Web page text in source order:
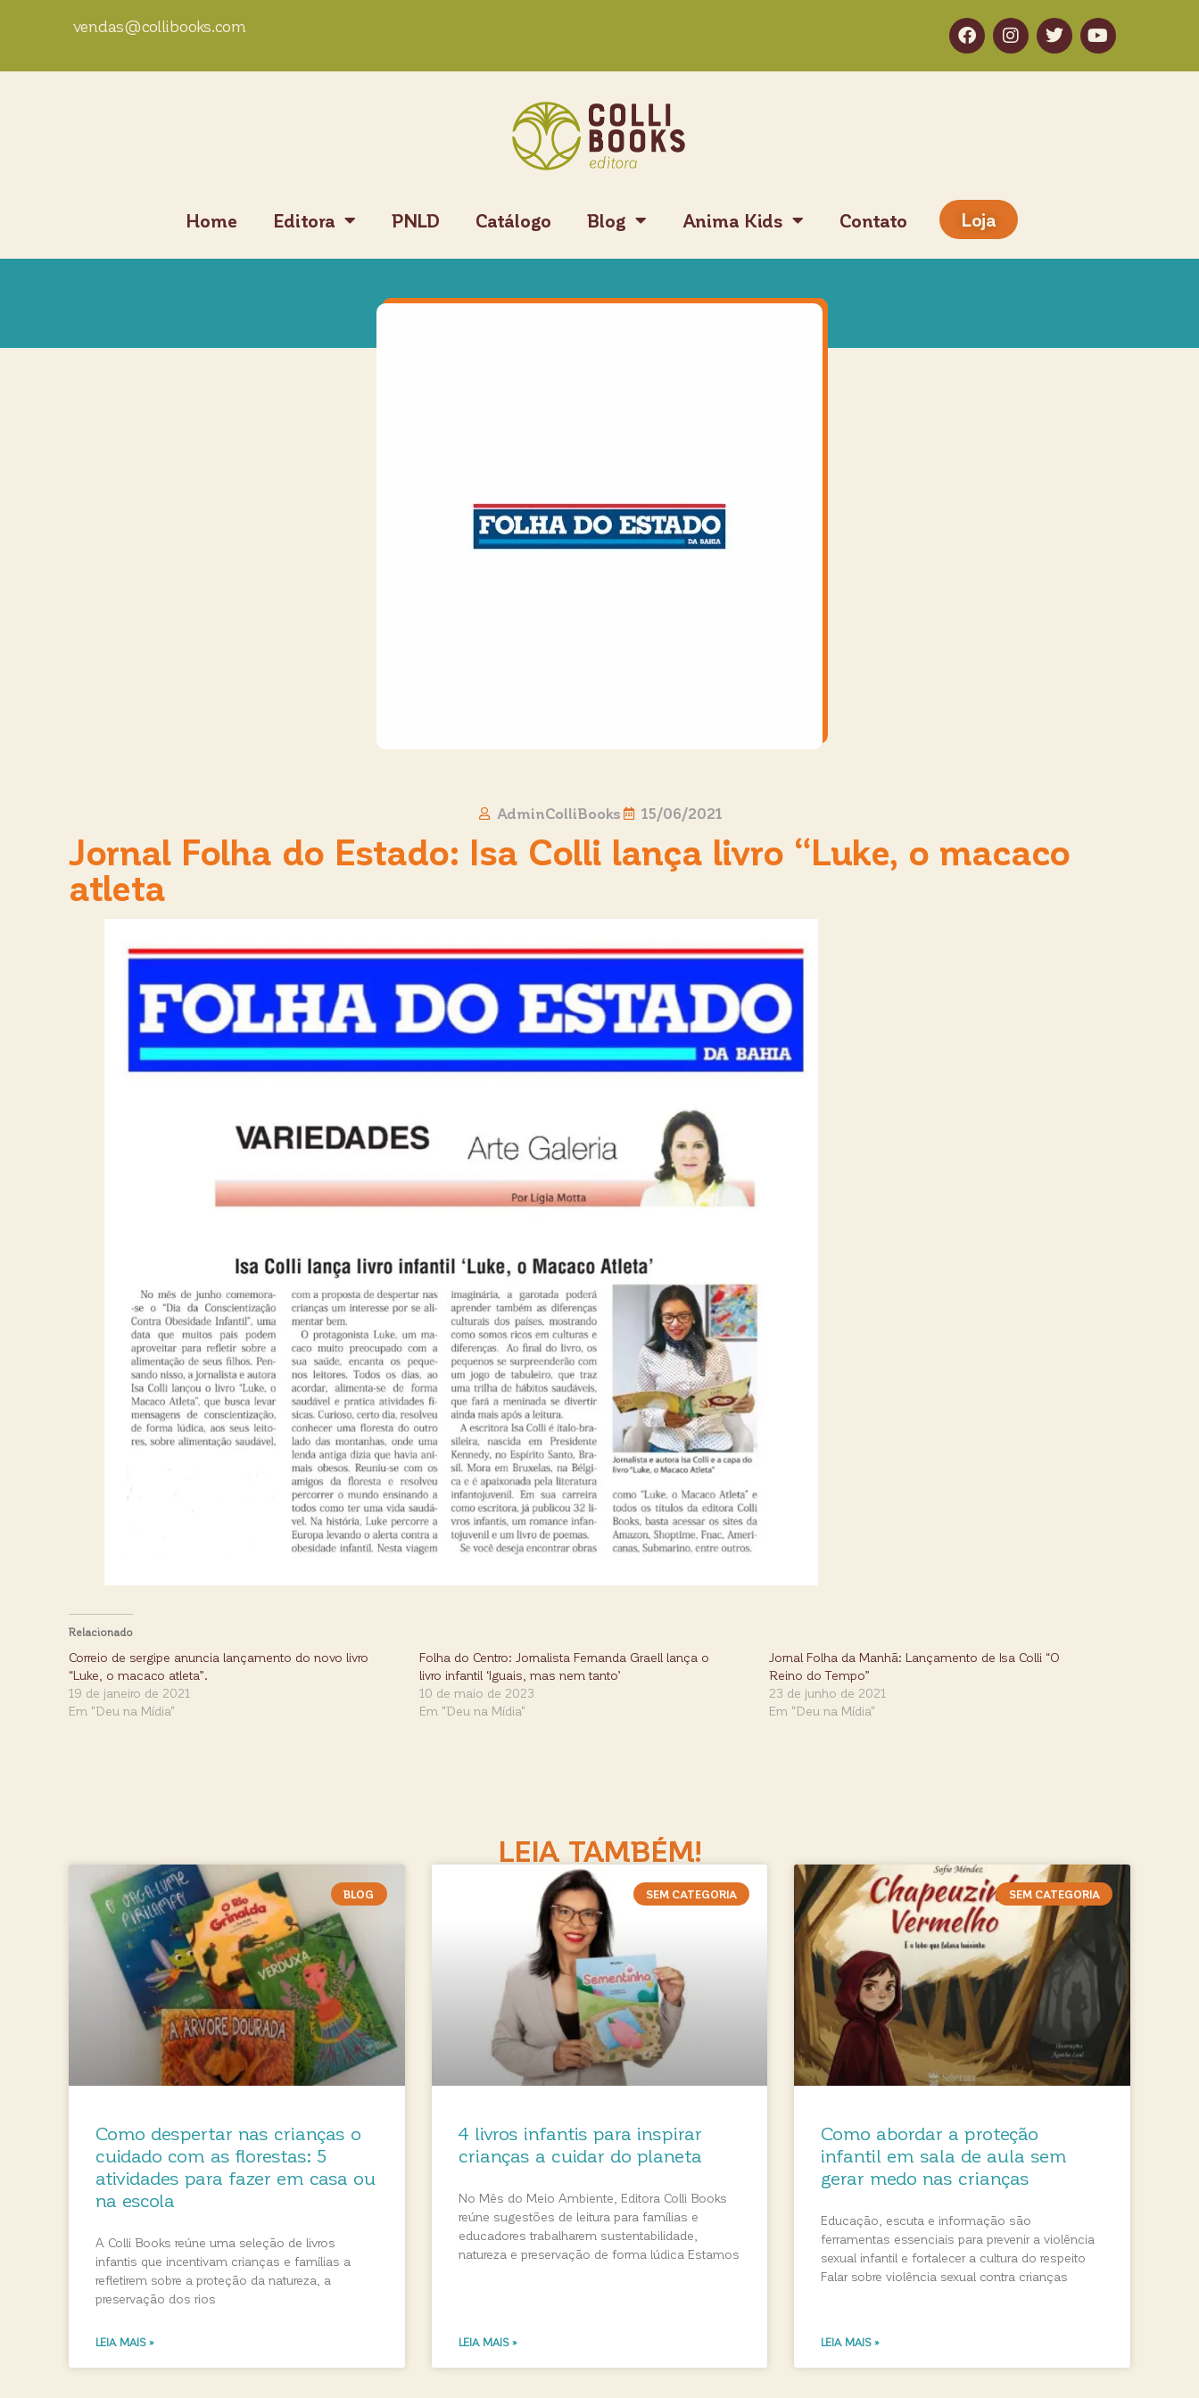
vendas@collibooks.com
Home Editora PNLD Catálogo Blog Anima Kids Contato Loja
AdminColliBooks 15/06/2021
Jornal Folha do Estado: Isa Colli lança livro “Luke, o macaco
atleta
Relacionado
Correio de sergipe anuncia lançamento do novo livro
“Luke, o macaco atleta”.
19 de janeiro de 2021
Em "Deu na Mídia"
Folha do Centro: Jornalista Fernanda Graell lança o
livro infantil ‘Iguais, mas nem tanto’
10 de maio de 2023
Em "Deu na Mídia"
Jornal Folha da Manhã: Lançamento de Isa Colli “O
Reino do Tempo”
23 de junho de 2021
Em "Deu na Mídia"
LEIA TAMBÉM!
BLOG
Como despertar nas crianças o
cuidado com as florestas: 5
atividades para fazer em casa ou
na escola
A Colli Books reúne uma seleção de livros
infantis que incentivam crianças e famílias a
refletirem sobre a proteção da natureza, a
preservação dos rios
LEIA MAIS »
SEM CATEGORIA
4 livros infantis para inspirar
crianças a cuidar do planeta
No Mês do Meio Ambiente, Editora Colli Books
reúne sugestões de leitura para famílias e
educadores trabalharem sustentabilidade,
natureza e preservação de forma lúdica Estamos
LEIA MAIS »
SEM CATEGORIA
Como abordar a proteção
infantil em sala de aula sem
gerar medo nas crianças
Educação, escuta e informação são
ferramentas essenciais para prevenir a violência
sexual infantil e fortalecer a cultura do respeito
Falar sobre violência sexual contra crianças
LEIA MAIS »